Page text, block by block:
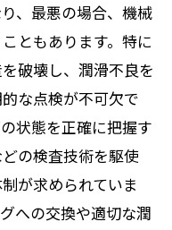
、最悪の場合、機械
ともあります。特に
破壊し、潤滑不良を
な点検が不可欠で
状態を正確に把握す
の検査技術を駆使
が求められていま
への交換や適切な潤